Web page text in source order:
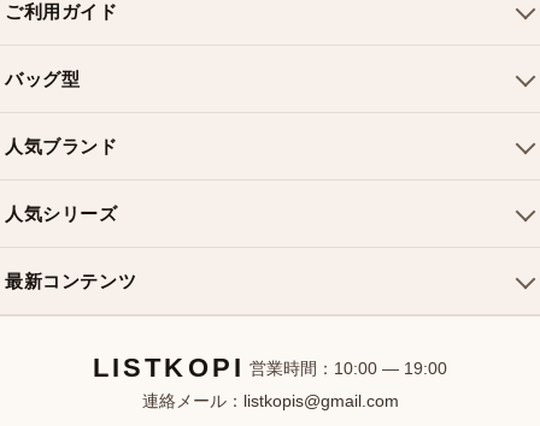
ご利用ガイド
配送について
返品・交換
お問い合わせ
バッグ型
ショルダーバッグ
クロスボディバッグ
ミニバッグ
バケットバッグ
人気ブランド
シャネルバッグ
ディオールバッグ
人気シリーズ
最新コンテンツ
新着アイテムLISTKOPI 営業時間：10:00 — 19:00
連絡メール： listkopis@gmail.com